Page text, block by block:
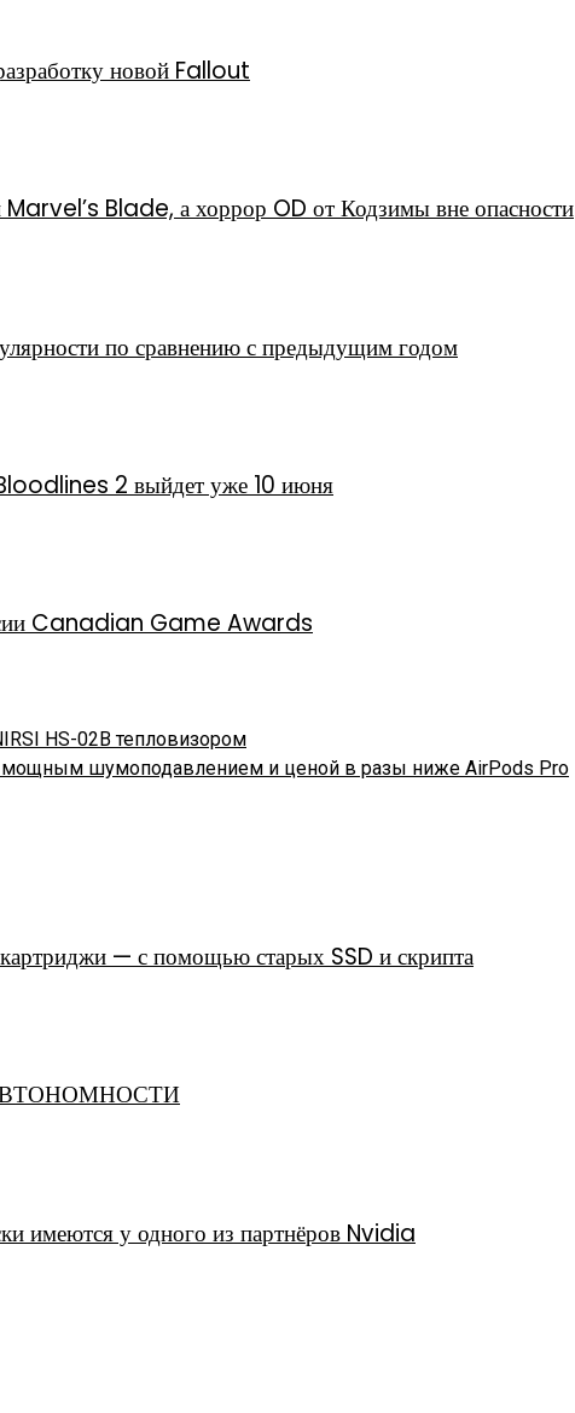
новой Fallout
Blade, а хоррор OD от Кодзимы вне опасности
по сравнению с предыдущим годом
2 выйдет уже 10 июня
Canadian Game Awards
HS-02B тепловизором
мощным шумоподавлением и ценой в разы ниже AirPods Pro
— с помощью старых SSD и скрипта
имеются у одного из партнёров Nvidia